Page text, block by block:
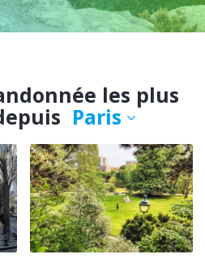
les plus
Paris